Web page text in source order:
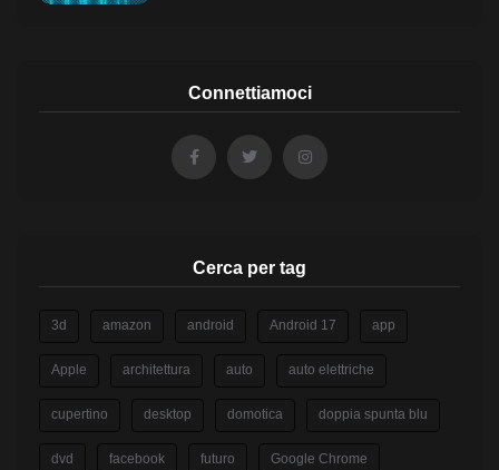
Connettiamoci
Cerca per tag
3d amazon android Android 17 app
Apple architettura auto auto elettriche
cupertino desktop domotica doppia spunta blu
dvd facebook futuro Google Chrome